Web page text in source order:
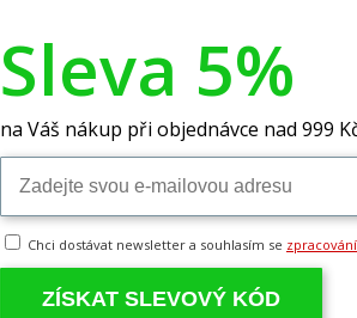
Sleva 5%
na Váš nákup při objednávce nad 999
Chci dostávat newsletter a souhlasím se
ZÍSKAT SLEVOVÝ KÓD